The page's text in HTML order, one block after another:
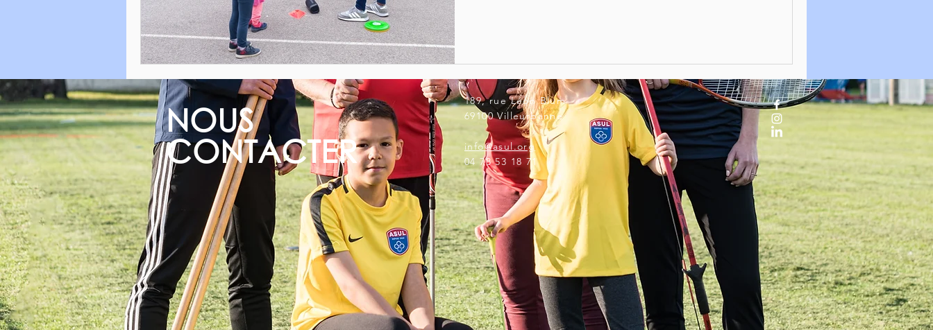
NOUS
CONTACTER
189, rue Léon Blum
69100 Villeurbanne
info@asul.org
04 78 53 18 71